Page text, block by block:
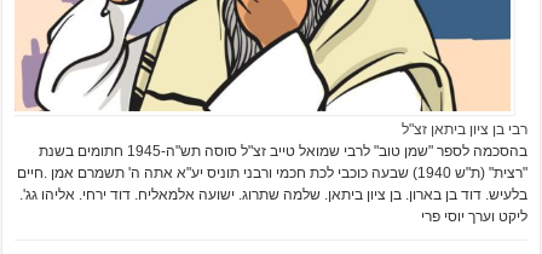
רבי בן ציון ביתאן זצ"ל
בהסכמה לספר "שמן טוב" לרבי שמואל טייב זצ"ל סוסה תש"ה-1945 חתומים בשנת
"רצית" (ת"ש 1940) שבעה כוכבי לכת חכמי ורבני תוניס יע"א אתה ה' תשמרם אמן .חיים
בלעיש. דוד בן בארון. בן ציון ביתאן. שלמה שתרוג. ישועה אלמאליח. דוד ירחי. אליהו גג'.
ליקט וערך יוסי פרי